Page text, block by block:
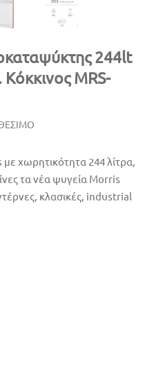
244lt
MRS-
χωρητικότητα 244 λίτρα,
τα νέα ψυγεία Morris
κλασικές, industrial